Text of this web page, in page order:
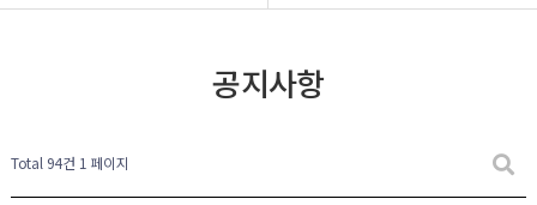
공지사항
Total 94건 1 페이지